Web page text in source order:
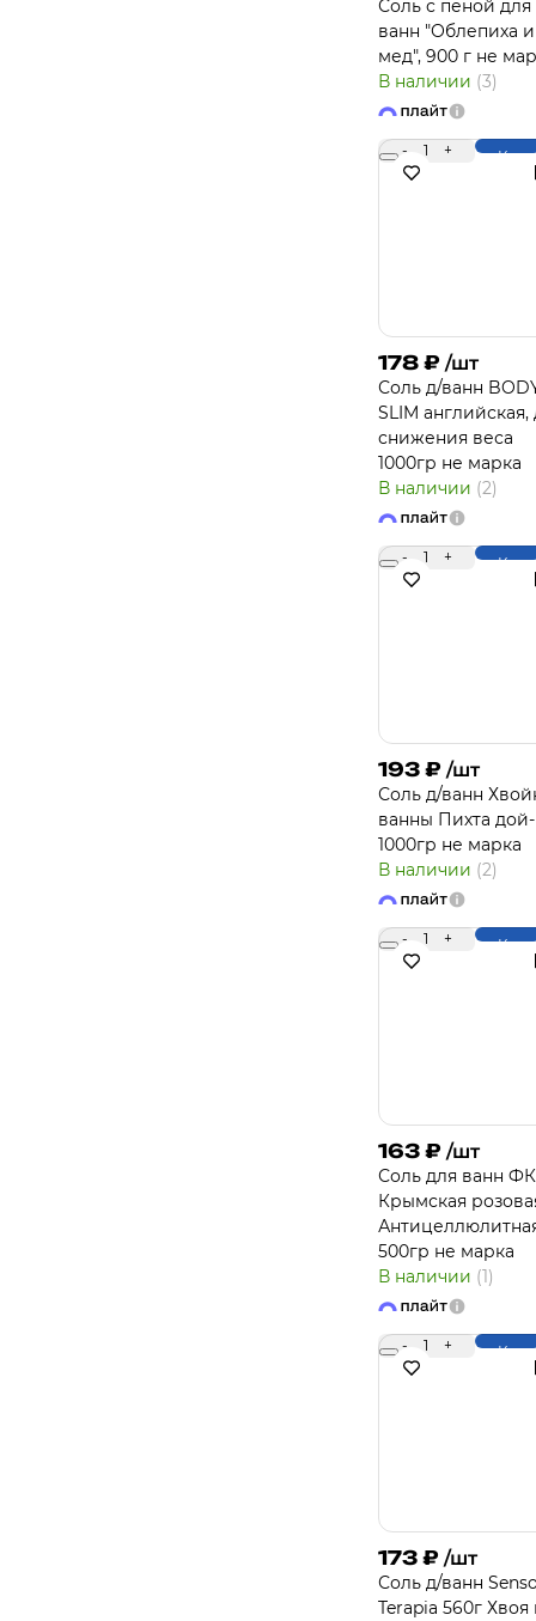
Соль с пеной для
ванн "Облепиха и
мед", 900 г не
В наличии (3)
- 1 +
178 ₽ /шт
Соль д/ванн
SLIM английская,
снижения веса
1000гр не марка
В наличии (2)
- 1 +
193 ₽ /шт
Соль д/ванн
ванны Пихта
1000гр не марка
В наличии (2)
- 1 +
163 ₽ /шт
Соль для ванн ФК
Крымская
500гр не марка
В наличии (1)
- 1 +
173 ₽ /шт
Соль д/ванн
Terapia 560г Хвоя